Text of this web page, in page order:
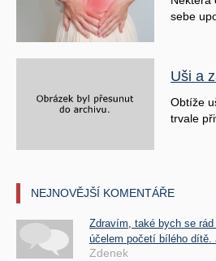
sebe
Uši a
Obtíže
trvale
NEJNOVĚJŠÍ KOMENTÁŘE
Zdravím, také bych se
účelem početí bílého dítě.
Zdenek